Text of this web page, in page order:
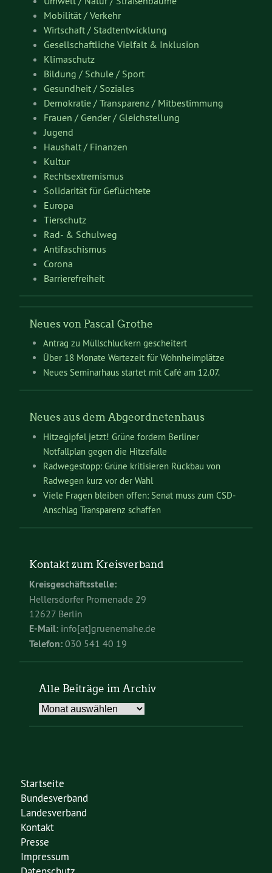
Mobilität / Verkehr
Wirtschaft / Stadtentwicklung
Gesellschaftliche Vielfalt & Inklusion
Klimaschutz
Bildung / Schule / Sport
Gesundheit / Soziales
Demokratie / Transparenz / Mitbestimmung
Frauen / Gender / Gleichstellung
Jugend
Haushalt / Finanzen
Kultur
Rechtsextremismus
Solidarität für Geflüchtete
Europa
Tierschutz
Rad- & Schulweg
Antifaschismus
Corona
Barrierefreiheit
Neues von Pascal Grothe
Antrag zu Müllschluckern gescheitert
Über 18 Monate Wartezeit für Wohnheimplätze
Neues Seminarhaus startet mit Café am 12.07.
Neues aus dem Abgeordnetenhaus
Hitzegipfel jetzt! Grüne fordern Berliner
Notfallplan gegen die Hitzefalle
Radwegestopp: Grüne kritisieren Rückbau von
Radwegen kurz vor der Wahl
Viele Fragen bleiben offen: Senat muss zum CSD-
Anschlag Transparenz schaffen
Kontakt zum Kreisverband
Kreisgeschäftsstelle:
Hellersdorfer Promenade 29
12627 Berlin
E-Mail: info[at]gruenemahe.de
Telefon: 030 541 40 19
Alle Beiträge im Archiv
Alle
Startseite
Bundesverband
Landesverband
Kontakt
Presse
Impressum